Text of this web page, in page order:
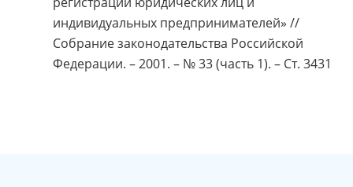
индивидуальных предпринимателей» //
Собрание законодательства Российской
Федерации. – 2001. – № 33 (часть 1). – Ст. 3431